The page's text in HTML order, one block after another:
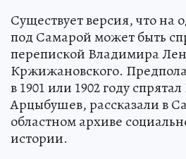
Существует версия, что на
под Самарой может быть
перепиской Владимира
Кржижановского.
в 1901 или 1902 году
Арцыбушев, рассказали в
областном архиве
истории.